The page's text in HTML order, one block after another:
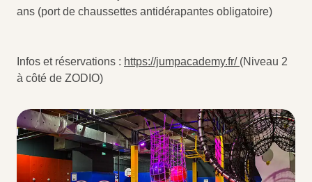
ans (port de chaussettes antidérapantes obligatoire)
Infos et réservations : https://jumpacademy.fr/ (Niveau 2
à côté de ZODIO)